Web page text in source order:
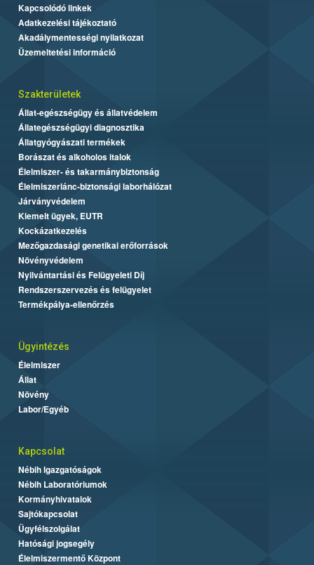
Kapcsolódó linkek
Adatkezelési tájékoztató
Akadálymentességi nyilatkozat
Üzemeltetési információ
Szakterületek
Állat-egészségügy és állatvédelem
Állategészségügyi diagnosztika
Állatgyógyászati termékek
Borászat és alkoholos italok
Élelmiszer- és takarmánybiztonság
Élelmiszerlánc-biztonsági laborhálózat
Járványvédelem
Kiemelt ügyek, EUTR
Kockázatkezelés
Mezőgazdasági genetikai erőforrások
Növényvédelem
Nyilvántartási és Felügyeleti Díj
Rendszerszervezés és felügyelet
Termékpálya-ellenőrzés
Ügyintézés
Élelmiszer
Állat
Növény
Labor/Egyéb
Kapcsolat
Nébih Igazgatóságok
Nébih Laboratóriumok
Kormányhivatalok
Sajtókapcsolat
Ügyfélszolgálat
Hatósági jogsegély
Élelmiszermentő Központ